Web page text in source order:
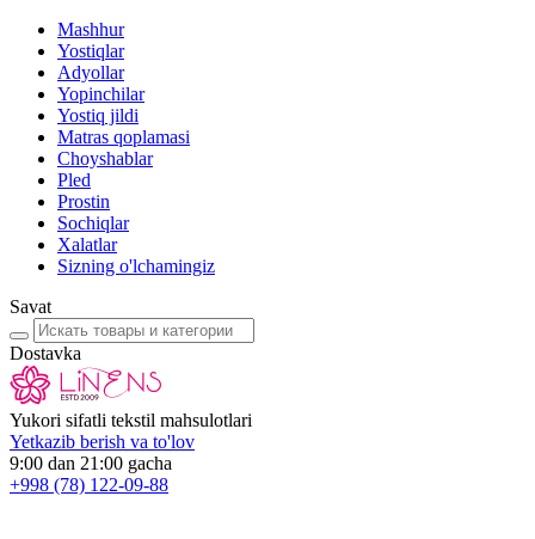
Mashhur
Yostiqlar
Adyollar
Yopinchilar
Yostiq jildi
Matras qoplamasi
Choyshablar
Pled
Prostin
Sochiqlar
Xalatlar
Sizning o'lchamingiz
Savat
Dostavka
Yukori sifatli tekstil mahsulotlari
Yetkazib berish va to'lov
9:00 dan 21:00 gacha
+998 (78) 122-09-88